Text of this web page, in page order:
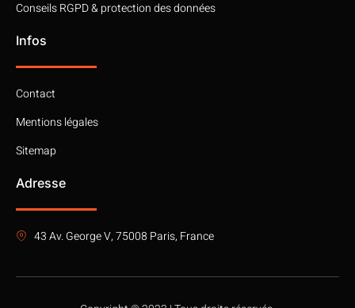
Conseils RGPD & protection des données
Infos
Contact
Mentions légales
Sitemap
Adresse
43 Av. George V, 75008 Paris, France